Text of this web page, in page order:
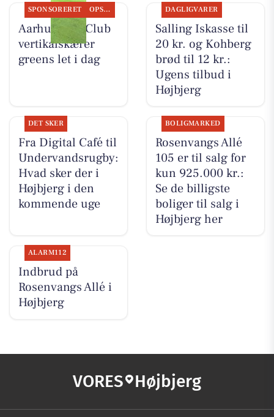
SPONSORERET OPSLAGSTAVLEN
Aarhus Golf Club
vertikalskærer
greens let i dag
DAGLIGVARER
Salling Iskasse til
20 kr. og Kohberg
brød til 12 kr.:
Ugens tilbud i
Højbjerg
DET SKER
Fra Digital Café til
Undervandsrugby:
Hvad sker der i
Højbjerg i den
kommende uge
BOLIGMARKED
Rosenvangs Allé
105 er til salg for
kun 925.000 kr.:
Se de billigste
boliger til salg i
Højbjerg her
ALARM112
Indbrud på
Rosenvangs Allé i
Højbjerg
VORES Højbjerg